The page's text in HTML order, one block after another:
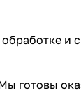
и
готовы